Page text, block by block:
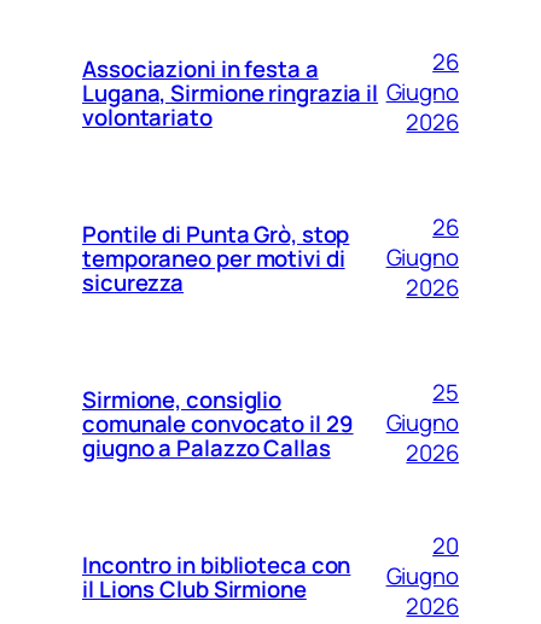
Associazioni in festa a
Lugana, Sirmione ringrazia il
volontariato
26
Giugno
2026
Pontile di Punta Grò, stop
temporaneo per motivi di
sicurezza
26
Giugno
2026
Sirmione, consiglio
comunale convocato il 29
giugno a Palazzo Callas
25
Giugno
2026
Incontro in biblioteca con
il Lions Club Sirmione
20
Giugno
2026